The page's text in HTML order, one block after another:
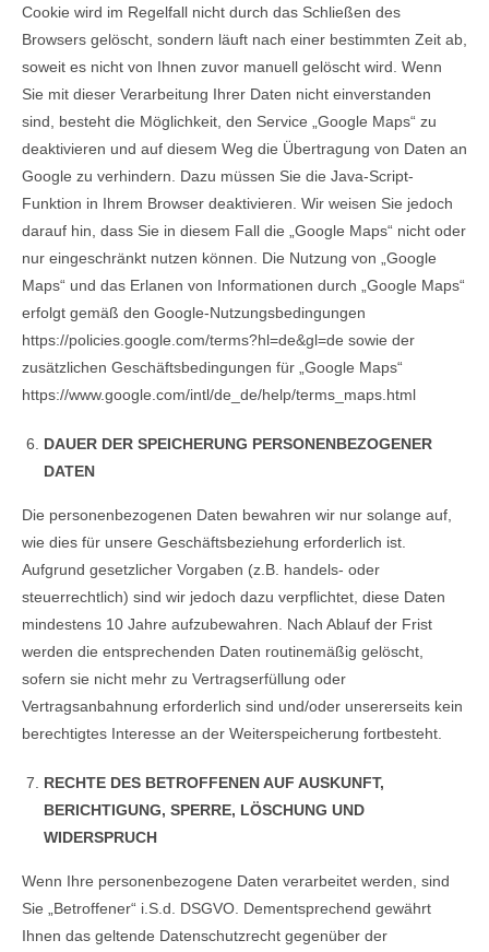
Cookie wird im Regelfall nicht durch das Schließen des
Browsers gelöscht, sondern läuft nach einer bestimmten Zeit ab,
soweit es nicht von Ihnen zuvor manuell gelöscht wird. Wenn
Sie mit dieser Verarbeitung Ihrer Daten nicht einverstanden
sind, besteht die Möglichkeit, den Service „Google Maps“ zu
deaktivieren und auf diesem Weg die Übertragung von Daten an
Google zu verhindern. Dazu müssen Sie die Java-Script-
Funktion in Ihrem Browser deaktivieren. Wir weisen Sie jedoch
darauf hin, dass Sie in diesem Fall die „Google Maps“ nicht oder
nur eingeschränkt nutzen können. Die Nutzung von „Google
Maps“ und das Erlanen von Informationen durch „Google Maps“
erfolgt gemäß den Google-Nutzungsbedingungen
https://policies.google.com/terms?hl=de&gl=de sowie der
zusätzlichen Geschäftsbedingungen für „Google Maps“
https://www.google.com/intl/de_de/help/terms_maps.html
DAUER DER SPEICHERUNG PERSONENBEZOGENER
DATEN
Die personenbezogenen Daten bewahren wir nur solange auf,
wie dies für unsere Geschäftsbeziehung erforderlich ist.
Aufgrund gesetzlicher Vorgaben (z.B. handels- oder
steuerrechtlich) sind wir jedoch dazu verpflichtet, diese Daten
mindestens 10 Jahre aufzubewahren. Nach Ablauf der Frist
werden die entsprechenden Daten routinemäßig gelöscht,
sofern sie nicht mehr zu Vertragserfüllung oder
Vertragsanbahnung erforderlich sind und/oder unsererseits kein
berechtigtes Interesse an der Weiterspeicherung fortbesteht.
RECHTE DES BETROFFENEN AUF AUSKUNFT,
BERICHTIGUNG, SPERRE, LÖSCHUNG UND
WIDERSPRUCH
Wenn Ihre personenbezogene Daten verarbeitet werden, sind
Sie „Betroffener“ i.S.d. DSGVO. Dementsprechend gewährt
Ihnen das geltende Datenschutzrecht gegenüber der